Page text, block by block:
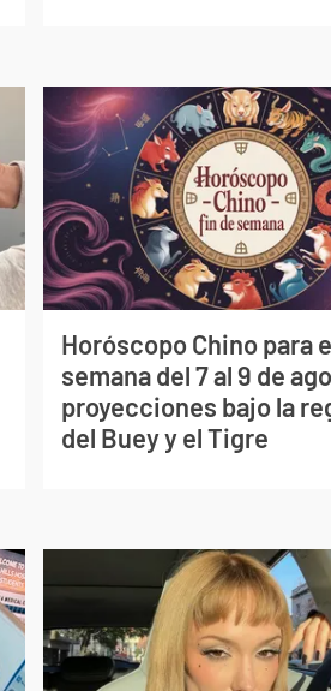
Horóscopo Chino para
semana del 7 al 9 de
proyecciones bajo la
del Buey y el Tigre